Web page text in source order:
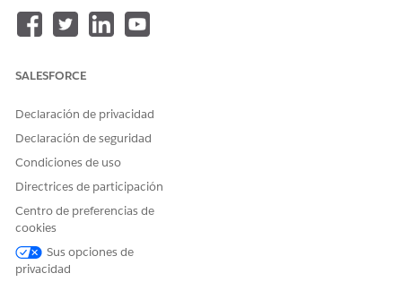
PERMISOS DE USUARIO NECESARIOS
Para asignar permisos de
eliminación de objetos a los registros de objetos de resumen
conjunto de permisos Integración de Customer 360 Data
Platform.
¡Háganos saber cómo podemos mejorar!
SALESFORCE
Declaración de privacidad
Declaración de seguridad
Condiciones de uso
Directrices de participación
Centro de preferencias de
cookies
Sus opciones de
privacidad